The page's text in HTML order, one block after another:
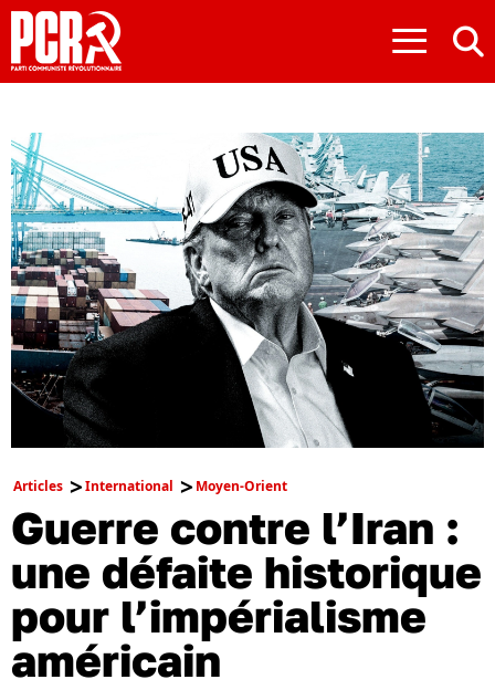
≡
Articles International Moyen-Orient
Guerre contre l’Iran :
une défaite historique
pour l’impérialisme
américain